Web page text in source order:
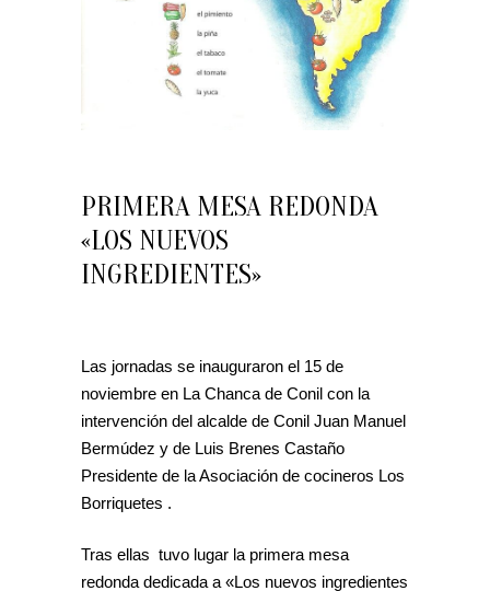
PRIMERA MESA REDONDA
«LOS NUEVOS
INGREDIENTES»
Las jornadas se inauguraron el 15 de
noviembre en La Chanca de Conil con la
intervención del alcalde de Conil Juan Manuel
Bermúdez y de Luis Brenes Castaño
Presidente de la Asociación de cocineros Los
Borriquetes .
Tras ellas tuvo lugar la primera mesa
redonda dedicada a «Los nuevos ingredientes